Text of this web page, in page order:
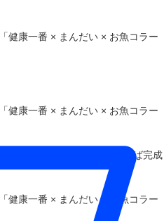
をお湯で薄めたものをかければ完成